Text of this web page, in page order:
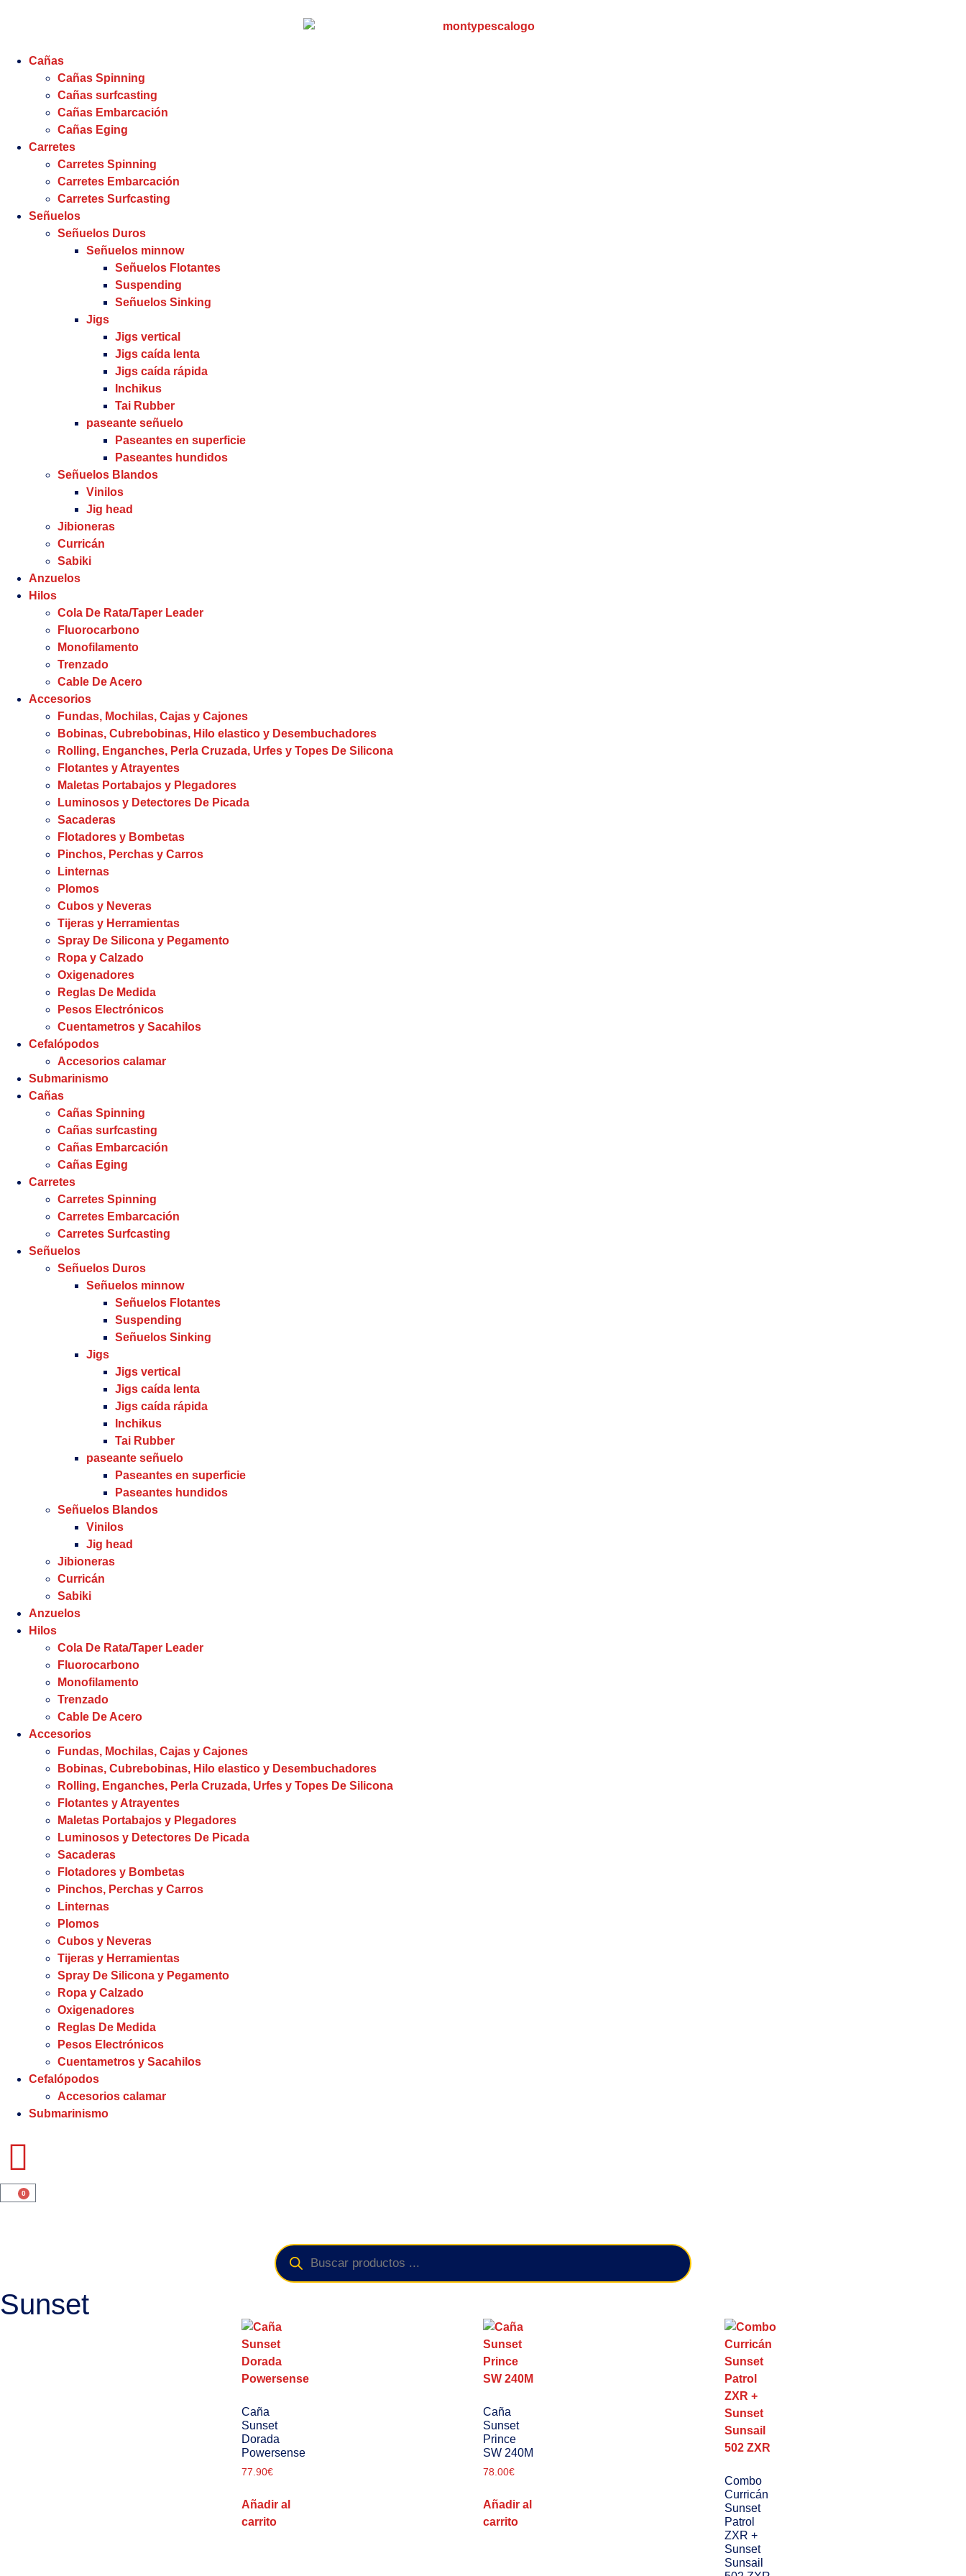
Cañas
Cañas Spinning
Cañas surfcasting
Cañas Embarcación
Cañas Eging
Carretes
Carretes Spinning
Carretes Embarcación
Carretes Surfcasting
Señuelos
Señuelos Duros
Señuelos minnow
Señuelos Flotantes
Suspending
Señuelos Sinking
Jigs
Jigs vertical
Jigs caída lenta
Jigs caída rápida
Inchikus
Tai Rubber
paseante señuelo
Paseantes en superficie
Paseantes hundidos
Señuelos Blandos
Vinilos
Jig head
Jibioneras
Curricán
Sabiki
Anzuelos
Hilos
Cola De Rata/Taper Leader
Fluorocarbono
Monofilamento
Trenzado
Cable De Acero
Accesorios
Fundas, Mochilas, Cajas y Cajones
Bobinas, Cubrebobinas, Hilo elastico y Desembuchadores
Rolling, Enganches, Perla Cruzada, Urfes y Topes De Silicona
Flotantes y Atrayentes
Maletas Portabajos y Plegadores
Luminosos y Detectores De Picada
Sacaderas
Flotadores y Bombetas
Pinchos, Perchas y Carros
Linternas
Plomos
Cubos y Neveras
Tijeras y Herramientas
Spray De Silicona y Pegamento
Ropa y Calzado
Oxigenadores
Reglas De Medida
Pesos Electrónicos
Cuentametros y Sacahilos
Cefalópodos
Accesorios calamar
Submarinismo
Cañas
Cañas Spinning
Cañas surfcasting
Cañas Embarcación
Cañas Eging
Carretes
Carretes Spinning
Carretes Embarcación
Carretes Surfcasting
Señuelos
Señuelos Duros
Señuelos minnow
Señuelos Flotantes
Suspending
Señuelos Sinking
Jigs
Jigs vertical
Jigs caída lenta
Jigs caída rápida
Inchikus
Tai Rubber
paseante señuelo
Paseantes en superficie
Paseantes hundidos
Señuelos Blandos
Vinilos
Jig head
Jibioneras
Curricán
Sabiki
Anzuelos
Hilos
Cola De Rata/Taper Leader
Fluorocarbono
Monofilamento
Trenzado
Cable De Acero
Accesorios
Fundas, Mochilas, Cajas y Cajones
Bobinas, Cubrebobinas, Hilo elastico y Desembuchadores
Rolling, Enganches, Perla Cruzada, Urfes y Topes De Silicona
Flotantes y Atrayentes
Maletas Portabajos y Plegadores
Luminosos y Detectores De Picada
Sacaderas
Flotadores y Bombetas
Pinchos, Perchas y Carros
Linternas
Plomos
Cubos y Neveras
Tijeras y Herramientas
Spray De Silicona y Pegamento
Ropa y Calzado
Oxigenadores
Reglas De Medida
Pesos Electrónicos
Cuentametros y Sacahilos
Cefalópodos
Accesorios calamar
Submarinismo
0
Sunset
Caña
Sunset
Dorada
Powersense
77.90€
Añadir al
carrito
Caña
Sunset
Prince
SW 240M
78.00€
Añadir al
carrito
Combo
Curricán
Sunset
Patrol
ZXR +
Sunset
Sunsail